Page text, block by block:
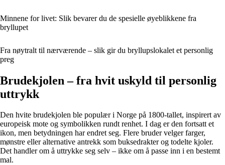
Minnene for livet: Slik bevarer du de spesielle øyeblikkene fra
bryllupet
Fra nøytralt til nærværende – slik gir du bryllupslokalet et personlig
preg
Brudekjolen – fra hvit uskyld til personlig
uttrykk
Den hvite brudekjolen ble populær i Norge på 1800-tallet, inspirert av
europeisk mote og symbolikken rundt renhet. I dag er den fortsatt et
ikon, men betydningen har endret seg. Flere bruder velger farger,
mønstre eller alternative antrekk som buksedrakter og todelte kjoler.
Det handler om å uttrykke seg selv – ikke om å passe inn i en bestemt
mal.